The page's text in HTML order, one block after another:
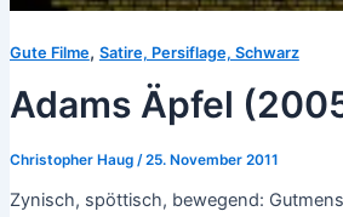
Gute Filme, Satire, Persiflage, Schwarz
Adams Äpfel
Christopher Haug /25. November 2011
Zynisch, spöttisch, bewegend: